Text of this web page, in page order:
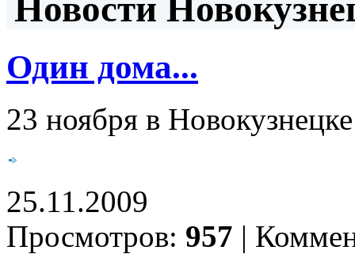
Новости
Один дома...
23 ноября в
25.11.2009
Просмотров: 957 |